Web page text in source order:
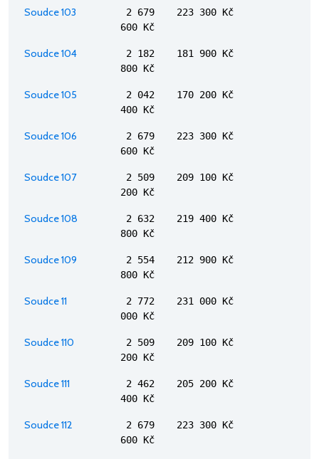
Soudce 103
2 679
600 Kč
223 300 Kč
Soudce 104
2 182
800 Kč
181 900 Kč
Soudce 105
2 042
400 Kč
170 200 Kč
Soudce 106
2 679
600 Kč
223 300 Kč
Soudce 107
2 509
200 Kč
209 100 Kč
Soudce 108
2 632
800 Kč
219 400 Kč
Soudce 109
2 554
800 Kč
212 900 Kč
Soudce 11
2 772
000 Kč
231 000 Kč
Soudce 110
2 509
200 Kč
209 100 Kč
Soudce 111
2 462
400 Kč
205 200 Kč
Soudce 112
2 679
600 Kč
223 300 Kč